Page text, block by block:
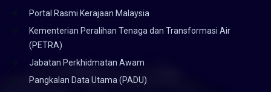
Portal Rasmi Kerajaan Malaysia
Kementerian Peralihan Tenaga dan Transformasi Air
(PETRA)
Jabatan Perkhidmatan Awam
Pangkalan Data Utama (PADU)